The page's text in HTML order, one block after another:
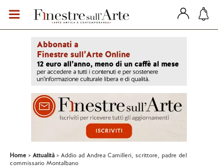
Home Attualità
Addio ad Andrea Camilleri, scrittore, padre del
commissario Montalbano